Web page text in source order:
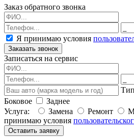
Заказ обратного звонка
Я принимаю условия
Заказать звонок
Записаться на сервис
Боковое
Заднее
Услуга:
Замена Ремонт
принимаю условия
Оставить заявку